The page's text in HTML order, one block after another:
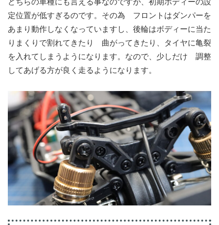
定位置が低すぎるのです。その為 フロントはダンパーを
あまり動作しなくなっていますし、後輪はボディーに当た
りまくりで割れてきたり 曲がってきたり、タイヤに亀裂
を入れてしまうようになります。なので、少しだけ 調整
してあげる方が良く走るようになります。